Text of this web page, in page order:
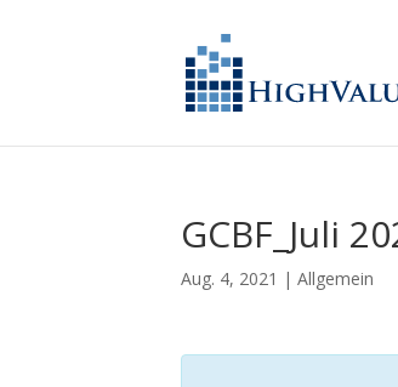
GCBF_Juli
Aug. 4, 2021 | Allgemein